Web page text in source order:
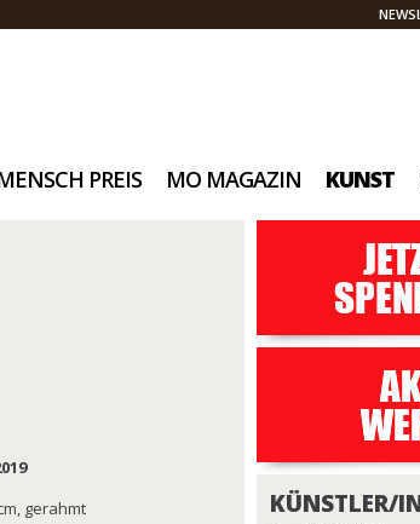
PREIS MO MAGAZIN KUNST
gerahmt
KÜNSTLER/